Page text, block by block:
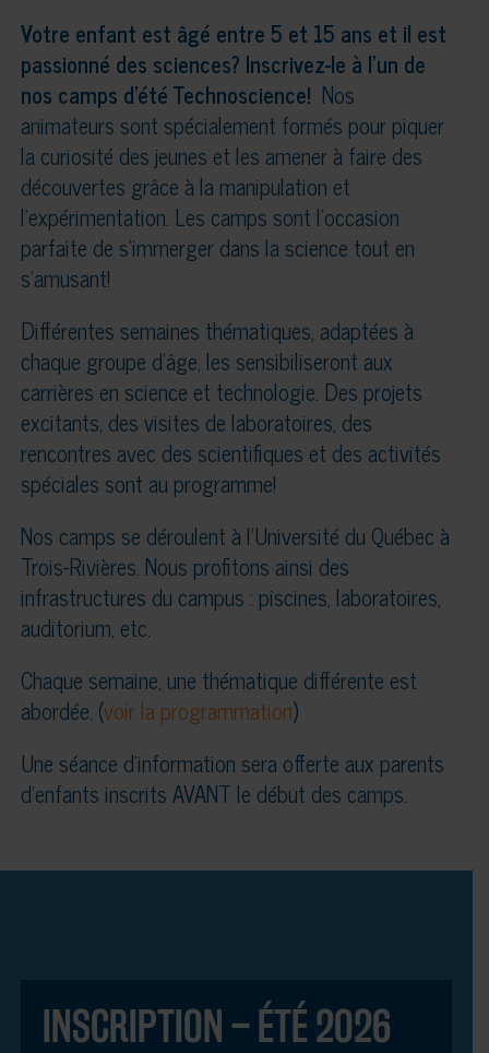
Votre enfant est âgé entre 5 et 15 ans et il est
passionné des sciences? Inscrivez-le à l’un de
nos camps d’été Technoscience! Nos
animateurs sont spécialement formés pour piquer
la curiosité des jeunes et les amener à faire des
découvertes grâce à la manipulation et
l’expérimentation. Les camps sont l’occasion
parfaite de s’immerger dans la science tout en
s’amusant!
Différentes semaines thématiques, adaptées à
chaque groupe d’âge, les sensibiliseront aux
carrières en science et technologie. Des projets
excitants, des visites de laboratoires, des
rencontres avec des scientifiques et des activités
spéciales sont au programme!
Nos camps se déroulent à l’Université du Québec à
Trois-Rivières. Nous profitons ainsi des
infrastructures du campus : piscines, laboratoires,
auditorium, etc.
Chaque semaine, une thématique différente est
abordée. (voir la programmation)
Une séance d’information sera offerte aux parents
d’enfants inscrits AVANT le début des camps.
INSCRIPTION – ÉTÉ 2026